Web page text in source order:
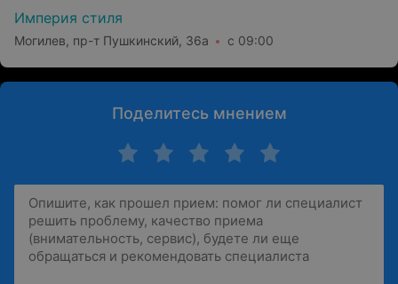
Империя стиля
Могилев, пр-т Пушкинский, 36а с 09:00
Поделитесь мнением